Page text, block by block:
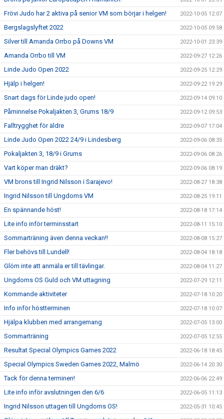
Frövi Judo har 2 aktiva på senior VM som börjar i helgen! 2022-10-05 12:07
Bergslagslyftet 2022 2022-10-05 09:58
Silver till Amanda Orrbo på Downs VM 2022-10-01 23:39
Amanda Orrbo till VM 2022-09-27 12:26
Linde Judo Open 2022 2022-09-25 12:29
Hjälp i helgen! 2022-09-22 19:29
Snart dags för Linde judo open! 2022-09-14 09:10
Påminnelse Pokaljakten 3, Grums 18/9 2022-09-12 09:53
Falltrygghet för äldre 2022-09-07 17:04
Linde Judo Open 2022 24/9 i Lindesberg 2022-09-06 08:35
Pokaljakten 3, 18/9 i Grums 2022-09-06 08:26
Vart köper man dräkt? 2022-09-06 08:19
VM brons till Ingrid Nilsson i Sarajevo! 2022-08-27 18:38
Ingrid Nilsson till Ungdoms VM 2022-08-25 19:11
En spännande höst! 2022-08-18 17:14
Lite info inför terminsstart 2022-08-11 15:10
Sommarträning även denna veckan!! 2022-08-08 15:27
Fler behövs till Lundell! 2022-08-04 18:18
Glöm inte att anmäla er till tävlingar. 2022-08-04 11:27
Ungdoms OS Guld och VM uttagning 2022-07-29 12:11
Kommande aktiviteter 2022-07-18 10:20
Info inför höstterminen 2022-07-18 10:07
Hjälpa klubben med arrangemang 2022-07-05 13:00
Sommarträning 2022-07-05 12:55
Resultat Special Olympics Games 2022 2022-06-18 18:45
Special Olympics Sweden Games 2022, Malmö 2022-06-14 20:30
Tack för denna terminen! 2022-06-06 22:49
Lite info inför avslutningen den 6/6 2022-06-05 11:13
Ingrid Nilsson uttagen till Ungdoms OS! 2022-05-31 10:45